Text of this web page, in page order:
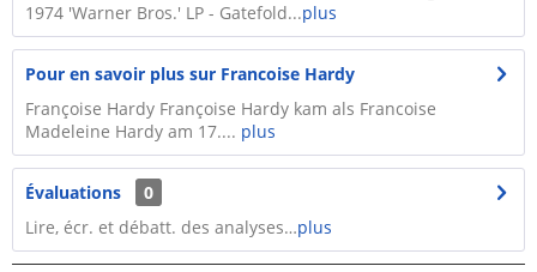
1974 'Warner Bros.' LP - Gatefold...plus
Pour en savoir plus sur Francoise Hardy
Françoise Hardy Françoise Hardy kam als Francoise
Madeleine Hardy am 17.... plus
Évaluations
0
Lire, écr. et débatt. des analyses…plus